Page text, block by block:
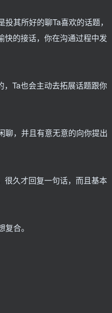
其所好的聊Ta喜欢的话题，
快的接话，你在沟通过程中发
Ta也会主动去拓展话题跟你
聊，并且有意无意的向你提出
很久才回复一句话，而且基本
合。